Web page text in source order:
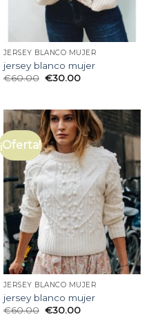
JERSEY BLANCO MUJER
jersey blanco mujer
€60.00 €30.00
¡Oferta!
JERSEY BLANCO MUJER
jersey blanco mujer
€60.00 €30.00